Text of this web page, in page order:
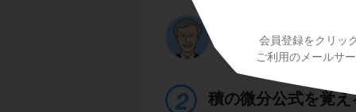
会員登録をクリッ
ご利用のメールサ
やこしいですね。
積の微分公式を覚え